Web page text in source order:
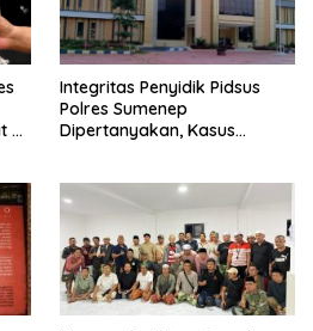
Integritas Penyidik Pidsus
Polres Sumenep
Dipertanyakan, Kasus
Kepastian